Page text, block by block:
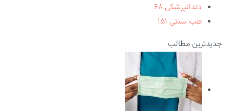
دندانپزشکی ۶۸
طب سنتی ۱۵۱
جدیدترین مطالب